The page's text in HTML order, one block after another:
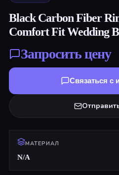
Black Carbon Fiber
Comfort Fit Wedding
Запросить цену
Связаться с
МАТЕРИАЛ
N/A